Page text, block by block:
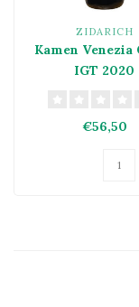
ZIDARICH
Kamen Venezia
IGT 2020
€56,50